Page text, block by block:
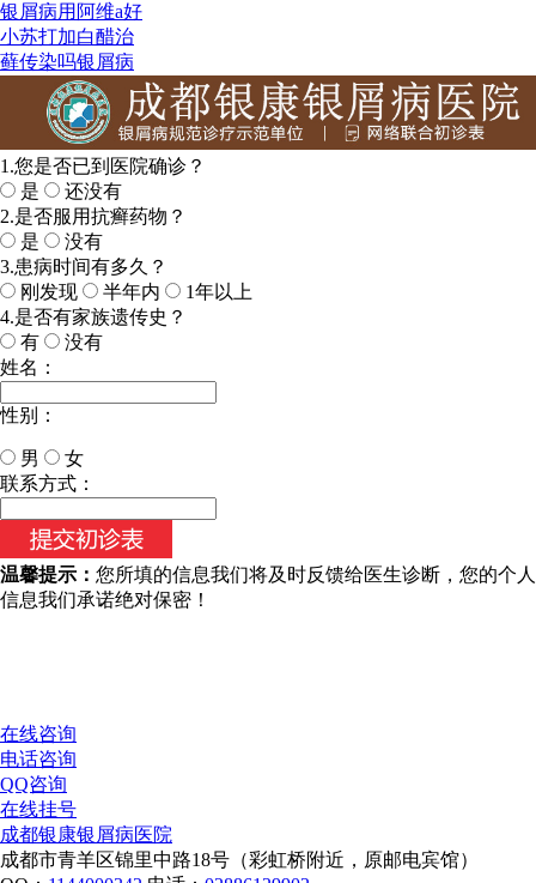
银屑病用阿维a好
小苏打加白醋治
藓传染吗银屑病
1.您是否已到医院确诊？
是
还没有
2.是否服用抗癣药物？
是
没有
3.患病时间有多久？
刚发现
半年内
1年以上
4.是否有家族遗传史？
有
没有
姓名：
性别：
男
女
今天日期：
联系方式：
温馨提示： 您所填的信息我们将及时反馈给医生诊断，您的个人
信息我们承诺绝对保密！
在线咨询
电话咨询
QQ咨询
在线挂号
成都银康银屑病医院
成都市青羊区锦里中路18号（彩虹桥附近，原邮电宾馆）